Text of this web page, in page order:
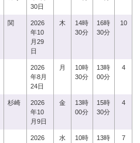
30日
関
2026
年10
月29
日
木
14時
30分
16時
30分
10
2026
年8月
24日
月
10時
30分
13時
00分
4
杉崎
2026
年10
月9日
金
13時
00分
15時
30分
4
2026
水
10時
13時
7